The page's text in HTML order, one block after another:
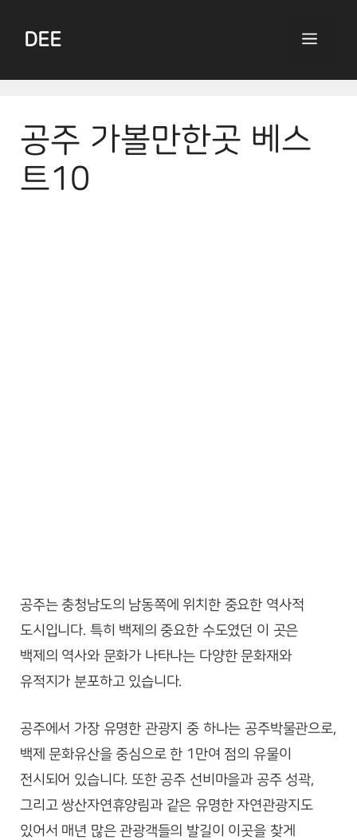
DEE Menu
공주 가볼만한곳 베스
트10
공주는 충청남도의 남동쪽에 위치한 중요한 역사적
도시입니다. 특히 백제의 중요한 수도였던 이 곳은
백제의 역사와 문화가 나타나는 다양한 문화재와
유적지가 분포하고 있습니다.
공주에서 가장 유명한 관광지 중 하나는 공주박물관으로,
백제 문화유산을 중심으로 한 1만여 점의 유물이
전시되어 있습니다. 또한 공주 선비마을과 공주 성곽,
그리고 쌍산자연휴양림과 같은 유명한 자연관광지도
있어서 매년 많은 관광객들의 발길이 이곳을 찾게